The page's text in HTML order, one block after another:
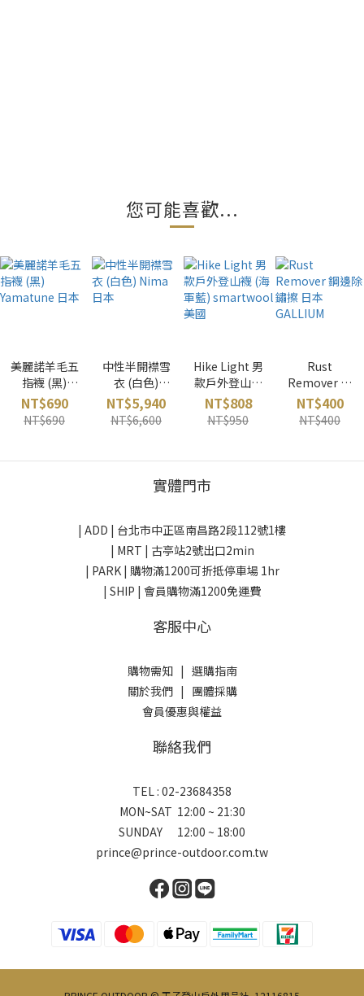
您可能喜歡...
美麗諾羊毛五
指襪 (黑)
Yamatune 日
本
NT$690
NT$690
中性半開襟雪
衣 (白色)
Nima 日本
NT$5,940
NT$6,600
Hike Light 男
款戶外登山襪
(海軍藍)
smartwool
美國
NT$808
NT$950
Rust
Remover 鋼
邊除鏽擦 日本
GALLIUM
NT$400
NT$400
實體門市
| ADD | 台北市中正區南昌路2段112號1樓
| MRT | 古亭站2號出口2min
| PARK | 購物滿1200可折抵停車場 1hr
| SHIP | 會員購物滿1200免運費
客服中心
購物需知| 選購指南
關於我們| 團體採購
會員優惠與權益
聯絡我們
TEL : 02-23684358
MON~SAT 12:00 ~ 21:30
SUNDAY 12:00 ~ 18:00
prince@prince-outdoor.com.tw